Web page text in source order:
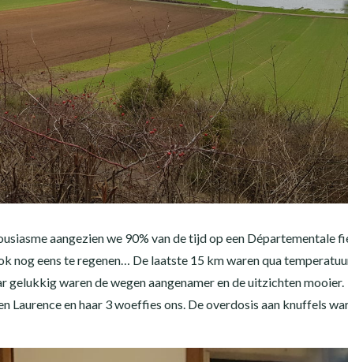
aangezien we 90% van de tijd op een Départementale
nog eens te regenen… De laatste 15 km waren qua
waren de wegen aangenamer en de uitzichten mooier.
en haar 3 woeffies ons. De overdosis aan knuffels